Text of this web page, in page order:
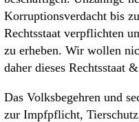
Korruptionsverdacht bis
Rechtsstaat verpflichten
zu erheben. Wir wollen
daher dieses Rechtsstaat
Das Volksbegehren und
zur Impfpflicht,